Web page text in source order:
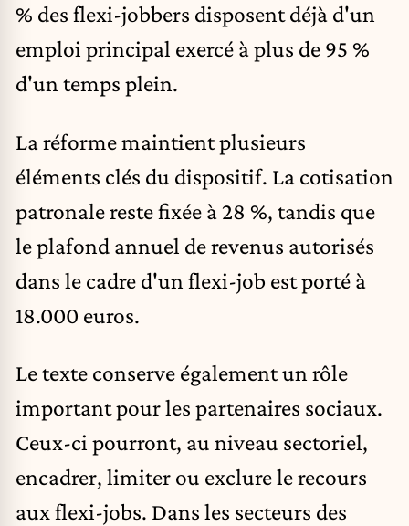
% des flexi-jobbers disposent déjà d'un
emploi principal exercé à plus de 95 %
d'un temps plein.
La réforme maintient plusieurs
éléments clés du dispositif. La cotisation
patronale reste fixée à 28 %, tandis que
le plafond annuel de revenus autorisés
dans le cadre d'un flexi-job est porté à
18.000 euros.
Le texte conserve également un rôle
important pour les partenaires sociaux.
Ceux-ci pourront, au niveau sectoriel,
encadrer, limiter ou exclure le recours
aux flexi-jobs. Dans les secteurs des